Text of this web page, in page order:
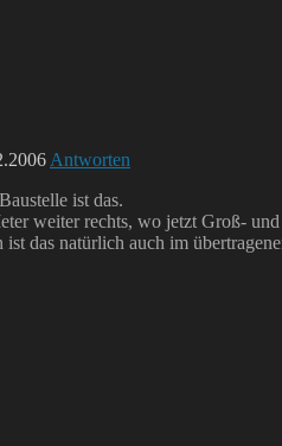
Antworten
ist das.
weiter rechts, wo jetzt Groß-
das natürlich auch im